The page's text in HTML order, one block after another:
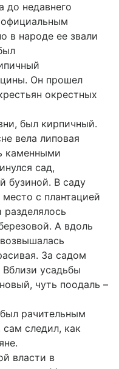
до недавнего
в народе ее звали
Он прошел
окрестных
был кирпичный.
вела липовая
каменными
сад,
бузиной. В саду
с плантацией
разделялось
А вдоль
За садом
усадьбы
чуть поодаль –
рачительным
следил, как
власти в